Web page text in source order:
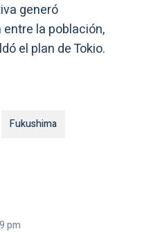
generó
la población,
el plan de Tokio.
Fukushima
pm